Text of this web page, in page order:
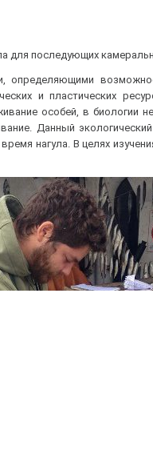
для последующих
определяющими
и пластических
особей, в биологии
Данный
нагула. В целях